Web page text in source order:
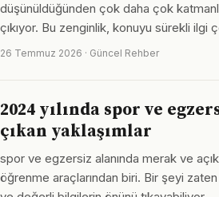
düşünüldüğünden çok daha çok
çıkıyor. Bu zenginlik, konuyu sürekli ilgi
26 Temmuz 2026 · Güncel Rehber
2024 yılında spor ve
çıkan yaklaşımlar
spor ve egzersiz alanında merak ve
öğrenme araçlarından biri. Bir şeyi